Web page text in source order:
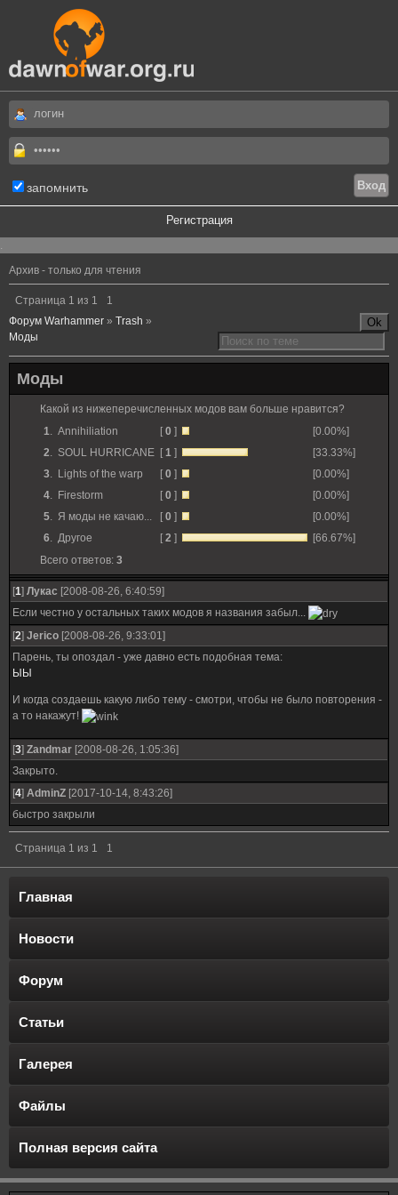
запомнить
Регистрация
.
Архив - только для чтения
Страница 1 из 1
1
Форум Warhammer » Trash »
Моды
Моды
Какой из нижеперечисленных модов вам больше нравится?
1. Annihiliation [ 0 ]
[0.00%]
2. SOUL HURRICANE [ 1]
[33.33%]
3. Lights of the warp [ 0 ]
[0.00%]
4. Firestorm [ 0 ]
[0.00%]
5. Я моды не качаю... [ 0 ]
[0.00%]
6. Другое [ 2 ]
[66.67%]
Всего ответов: 3
[1] Лукас [2008-08-26, 6:40:59]
Если честно у остальных таких модов я названия забыл...
[2] Jerico [2008-08-26, 9:33:01]
Парень, ты опоздал - уже давно есть подобная тема:
ЫЫ
И когда создаешь какую либо тему - смотри, чтобы не было повторения -
а то накажут!
[3] Zandmar [2008-08-26, 1:05:36]
Закрыто.
[4] AdminZ [2017-10-14, 8:43:26]
быстро закрыли
Страница 1 из 1 1
Главная
Новости
Форум
Статьи
Галерея
Файлы
Полная версия сайта